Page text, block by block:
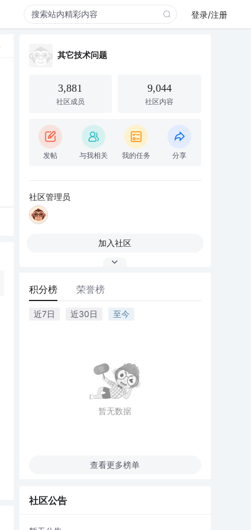
登录/注册
其它技术问题
3,881
社区成员
9,044
社区内容
发帖 与我相关 我的任务 分享
社区管理员
加入社区
积分榜 荣誉榜
近7日 近30日 至今
暂无数据
查看更多榜单
社区公告